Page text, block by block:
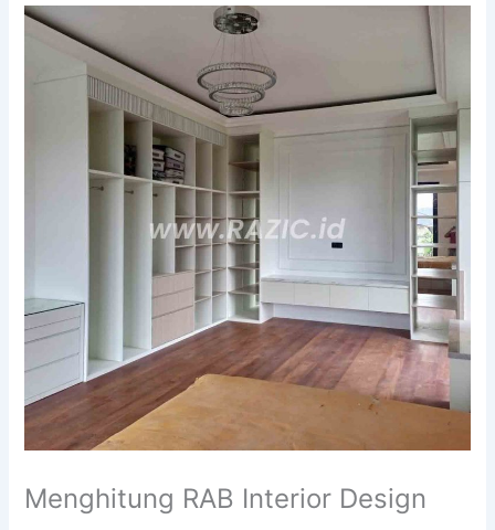
Menghitung RAB Interior Design